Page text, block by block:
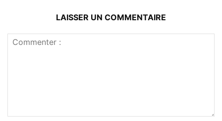
LAISSER UN COMMENTAIRE